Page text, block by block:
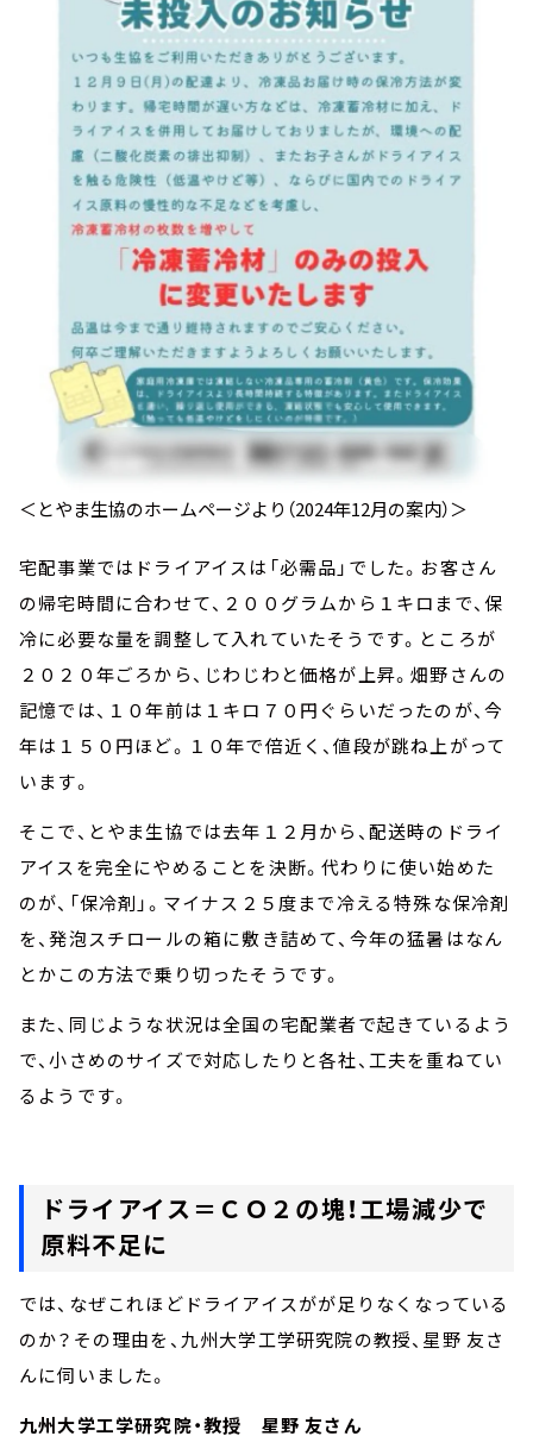
＜とやま生協のホームページより（2024年12月の案内）＞
宅配事業ではドライアイスは「必需品」でした。お客さん
の帰宅時間に合わせて、２００グラムから１キロまで、保
冷に必要な量を調整して入れていたそうです。ところが
２０２０年ごろから、じわじわと価格が上昇。畑野さんの
記憶では、１０年前は１キロ７０円ぐらいだったのが、今
年は１５０円ほど。１０年で倍近く、値段が跳ね上がって
います。
そこで、とやま生協では去年１２月から、配送時のドライ
アイスを完全にやめることを決断。代わりに使い始めた
のが、「保冷剤」。マイナス２５度まで冷える特殊な保冷剤
を、発泡スチロールの箱に敷き詰めて、今年の猛暑はなん
とかこの方法で乗り切ったそうです。
また、同じような状況は全国の宅配業者で起きているよう
で、小さめのサイズで対応したりと各社、工夫を重ねてい
るようです。
ドライアイス＝ＣＯ２の塊！工場減少で
原料不足に
では、なぜこれほどドライアイスがが足りなくなっている
のか？その理由を、九州大学工学研究院の教授、星野 友さ
んに伺いました。
九州大学工学研究院・教授 星野 友さん